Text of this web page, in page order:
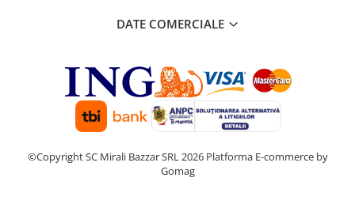
DATE COMERCIALE
©Copyright SC Mirali Bazzar SRL 2026 Platforma E-commerce by
Gomag